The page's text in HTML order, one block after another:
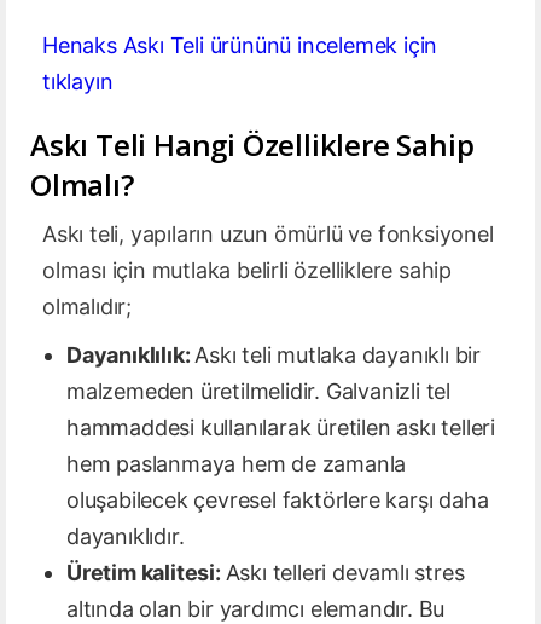
Henaks Askı Teli ürününü incelemek için
tıklayın
Askı Teli Hangi Özelliklere Sahip
Olmalı?
Askı teli, yapıların uzun ömürlü ve fonksiyonel
olması için mutlaka belirli özelliklere sahip
olmalıdır;
Dayanıklılık:Askı teli mutlaka dayanıklı bir
malzemeden üretilmelidir. Galvanizli tel
hammaddesi kullanılarak üretilen askı telleri
hem paslanmaya hem de zamanla
oluşabilecek çevresel faktörlere karşı daha
dayanıklıdır.
Üretim kalitesi: Askı telleri devamlı stres
altında olan bir yardımcı elemandır. Bu